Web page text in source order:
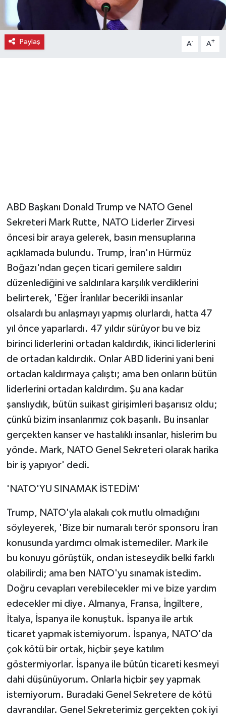
Paylaş A- A+
ABD Başkanı Donald Trump ve NATO Genel
Sekreteri Mark Rutte, NATO Liderler Zirvesi
öncesi bir araya gelerek, basın mensuplarına
açıklamada bulundu. Trump, İran'ın Hürmüz
Boğazı'ndan geçen ticari gemilere saldırı
düzenlediğini ve saldırılara karşılık verdiklerini
belirterek, 'Eğer İranlılar becerikli insanlar
olsalardı bu anlaşmayı yapmış olurlardı, hatta 47
yıl önce yaparlardı. 47 yıldır sürüyor bu ve biz
birinci liderlerini ortadan kaldırdık, ikinci liderlerini
de ortadan kaldırdık. Onlar ABD liderini yani beni
ortadan kaldırmaya çalıştı; ama ben onların bütün
liderlerini ortadan kaldırdım. Şu ana kadar
şanslıydık, bütün suikast girişimleri başarısız oldu;
çünkü bizim insanlarımız çok başarılı. Bu insanlar
gerçekten kanser ve hastalıklı insanlar, hislerim bu
yönde. Mark, NATO Genel Sekreteri olarak harika
bir iş yapıyor' dedi.
'NATO'YU SINAMAK İSTEDİM'
Trump, NATO'yla alakalı çok mutlu olmadığını
söyleyerek, 'Bize bir numaralı terör sponsoru İran
konusunda yardımcı olmak istemediler. Mark ile
bu konuyu görüştük, ondan isteseydik belki farklı
olabilirdi; ama ben NATO'yu sınamak istedim.
Doğru cevapları verebilecekler mi ve bize yardım
edecekler mi diye. Almanya, Fransa, İngiltere,
İtalya, İspanya ile konuştuk. İspanya ile artık
ticaret yapmak istemiyorum. İspanya, NATO'da
çok kötü bir ortak, hiçbir şeye katılım
göstermiyorlar. İspanya ile bütün ticareti kesmeyi
dahi düşünüyorum. Onlarla hiçbir şey yapmak
istemiyorum. Buradaki Genel Sekretere de kötü
davrandılar. Genel Sekreterimiz gerçekten çok iyi
İlçe Haberleri
Siyaset
Sokak Hayvanlarını Sahiplendirme
Sonsöz Özel
Spor
Vasıta